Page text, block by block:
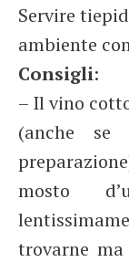
Servire
ambiente
Consigli:
– Il vino
(anche se
mosto
trovarne